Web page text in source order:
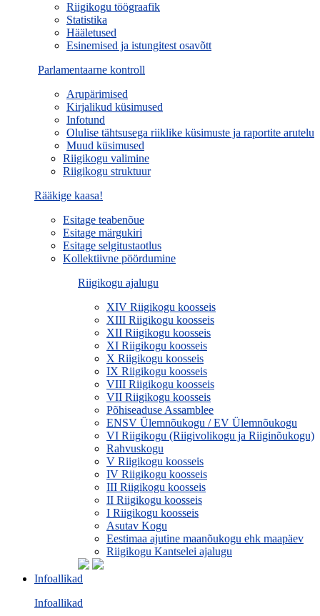
Riigikogu töögraafik
Statistika
Hääletused
Esinemised ja istungitest osavõtt
Parlamentaarne kontroll
Arupärimised
Kirjalikud küsimused
Infotund
Olulise tähtsusega riiklike küsimuste ja raportite arutelu
Muud küsimused
Riigikogu valimine
Riigikogu struktuur
Rääkige kaasa!
Esitage teabenõue
Esitage märgukiri
Esitage selgitustaotlus
Kollektiivne pöördumine
Riigikogu ajalugu
XIV Riigikogu koosseis
XIII Riigikogu koosseis
XII Riigikogu koosseis
XI Riigikogu koosseis
X Riigikogu koosseis
IX Riigikogu koosseis
VIII Riigikogu koosseis
VII Riigikogu koosseis
Põhiseaduse Assamblee
ENSV Ülemnõukogu / EV Ülemnõukogu
VI Riigikogu (Riigivolikogu ja Riiginõukogu)
Rahvuskogu
V Riigikogu koosseis
IV Riigikogu koosseis
III Riigikogu koosseis
II Riigikogu koosseis
I Riigikogu koosseis
Asutav Kogu
Eestimaa ajutine maanõukogu ehk maapäev
Riigikogu Kantselei ajalugu
Infoallikad
Infoallikad